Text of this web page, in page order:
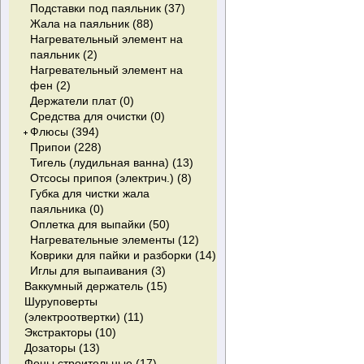
батарей (2)
Коммутационные
контроллеры (3)
Преобразователи переменного
тока в постоянный (243)
Драйверы для управления
затвором (4)
Контрольные цепи (9)
Коррекция коэффициента
мощности (PFC ) (2)
LED драйверы (4)
Супервизоры питания (11)
N-Channel IGBT с диодом
+Zener-protected (1)
Quad NPN With built-in avalanche
diode (0)
NPN/PNP Darlington с диодом (0)
Подставки под паяльник (37)
Жала на паяльник (88)
Нагревательный элемент на
паяльник (2)
Нагревательный элемент на
фен (2)
Держатели плат (0)
Средства для очистки (0)
Флюсы (394)
Флюс жидкий (184)
Флюс пастообразный (47)
Флюс гелеобразный (107)
Флюс порошковый (14)
Флюсы твердые (40)
Припои (228)
Тигель (лудильная ванна) (13)
Отсосы припоя (электрич.) (8)
Губка для чистки жала
паяльника (0)
Оплетка для выпайки (50)
Нагревательные элементы (12)
Коврики для пайки и разборки (14)
Иглы для выпаивания (3)
Ваккумный держатель (15)
Шуруповерты
(электроотвертки) (11)
Экстракторы (10)
Дозаторы (13)